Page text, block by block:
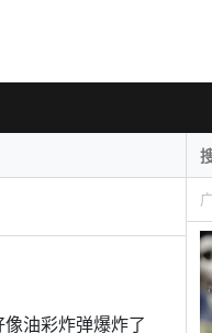
油彩炸弹爆炸了